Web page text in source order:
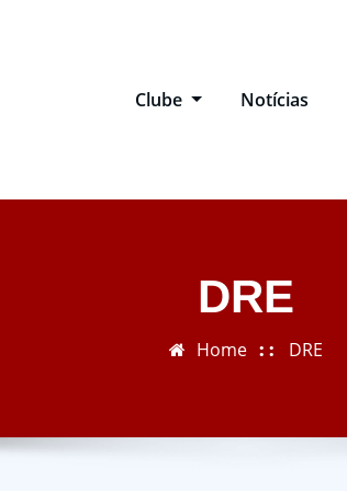
Clube
Notícias
DRE
Home DRE